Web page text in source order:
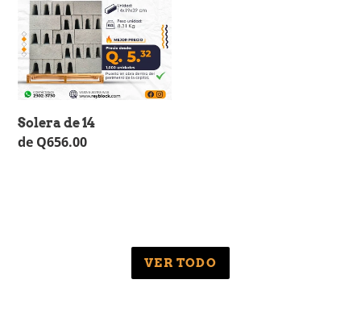
Solera de 14
Precio
de Q656.00
VER TODO